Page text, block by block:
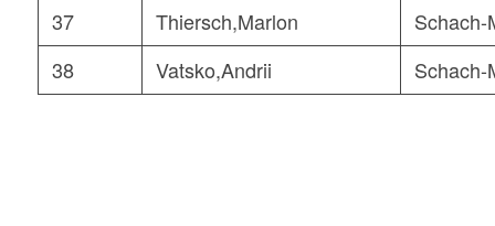
37
Thiersch,Marlon
Schach-
38
Vatsko,Andrii Schach-